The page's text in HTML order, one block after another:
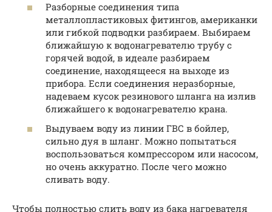
Разборные соединения типа
металлопластиковых фитингов, американки
или гибкой подводки разбираем. Выбираем
ближайшую к водонагревателю трубу с
горячей водой, в идеале разбираем
соединение, находящееся на выходе из
прибора. Если соединения неразборные,
надеваем кусок резинового шланга на излив
ближайшего к водонагревателю крана.
Выдуваем воду из линии ГВС в бойлер,
сильно дуя в шланг. Можно попытаться
воспользоваться компрессором или насосом,
но очень аккуратно. После чего можно
сливать воду.
Чтобы полностью слить воду из бака нагревателя